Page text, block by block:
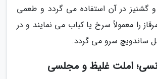
و گشنیز در آن استفاده می گردد و طعمی
را معمولاً سرخ یا کباب می نمایند و در
ساندویچ سرو می گردد.